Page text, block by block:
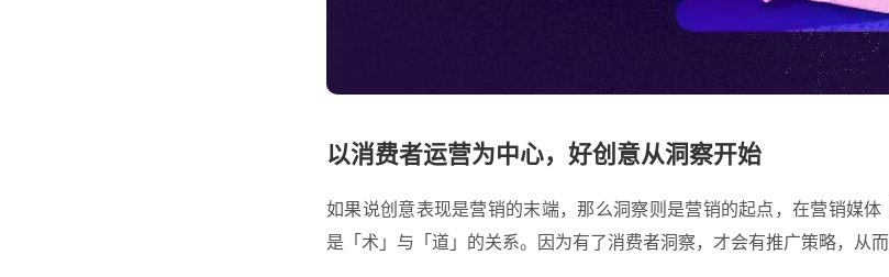
以消费者运营为中心，好创意从洞察开始
如果说创意表现是营销的末端，那么洞察则是营销的起点，在营销媒
是「术」与「道」的关系。因为有了消费者洞察，才会有推广策略，从而